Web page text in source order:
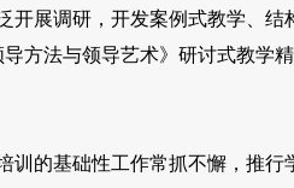
展调研，开发案例式教学、结
方法与领导艺术》研讨式教学精
的基础性工作常抓不懈，推行